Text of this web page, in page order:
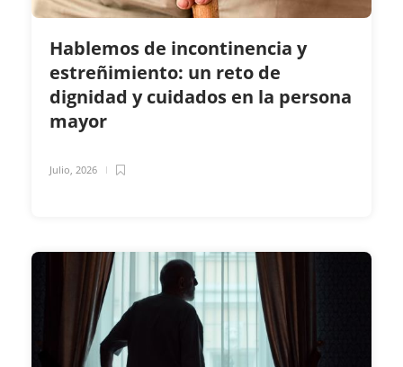
Hablemos de incontinencia y
estreñimiento: un reto de
dignidad y cuidados en la persona
mayor
Julio, 2026